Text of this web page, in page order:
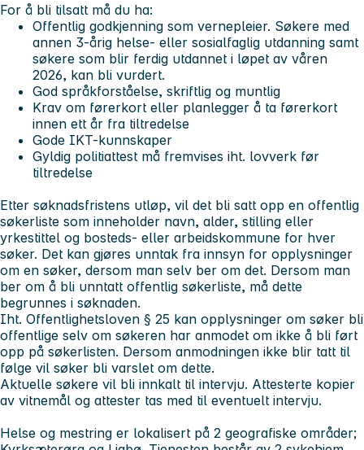
For å bli tilsatt må du ha:
Offentlig godkjenning som vernepleier. Søkere med
annen 3-årig helse- eller sosialfaglig utdanning samt
søkere som blir ferdig utdannet i løpet av våren
2026, kan bli vurdert.
God språkforståelse, skriftlig og muntlig
Krav om førerkort eller planlegger å ta førerkort
innen ett år fra tiltredelse
Gode IKT-kunnskaper
Gyldig politiattest må fremvises iht. lovverk før
tiltredelse
Etter søknadsfristens utløp, vil det bli satt opp en offentlig
søkerliste som inneholder navn, alder, stilling eller
yrkestittel og bosteds- eller arbeidskommune for hver
søker. Det kan gjøres unntak fra innsyn for opplysninger
om en søker, dersom man selv ber om det. Dersom man
ber om å bli unntatt offentlig søkerliste, må dette
begrunnes i søknaden.
Iht. Offentlighetsloven § 25 kan opplysninger om søker bli
offentlige selv om søkeren har anmodet om ikke å bli ført
opp på søkerlisten. Dersom anmodningen ikke blir tatt til
følge vil søker bli varslet om dette.
Aktuelle søkere vil bli innkalt til intervju. Attesterte kopier
av vitnemål og attester tas med til eventuelt intervju.
Helse og mestring er lokalisert på 2 geografiske områder;